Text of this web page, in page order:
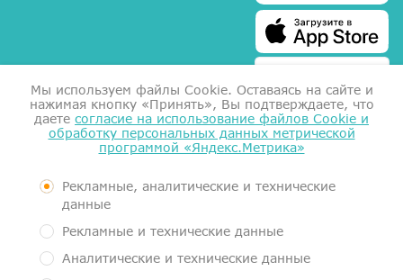
Справка для налоговой
Документы
Контролирующие органы
Политика обработки персональных данных
Мы используем файлы Сookie. Оставаясь на сайте и
нажимая кнопку «Принять», Вы подтверждаете, что
даете согласие на использование файлов Cookie и
обработку персональных данных метрической
программой «Яндекс.Метрика»
Рекламные, аналитические и технические
данные
Рекламные и технические данные
Аналитические и технические данные